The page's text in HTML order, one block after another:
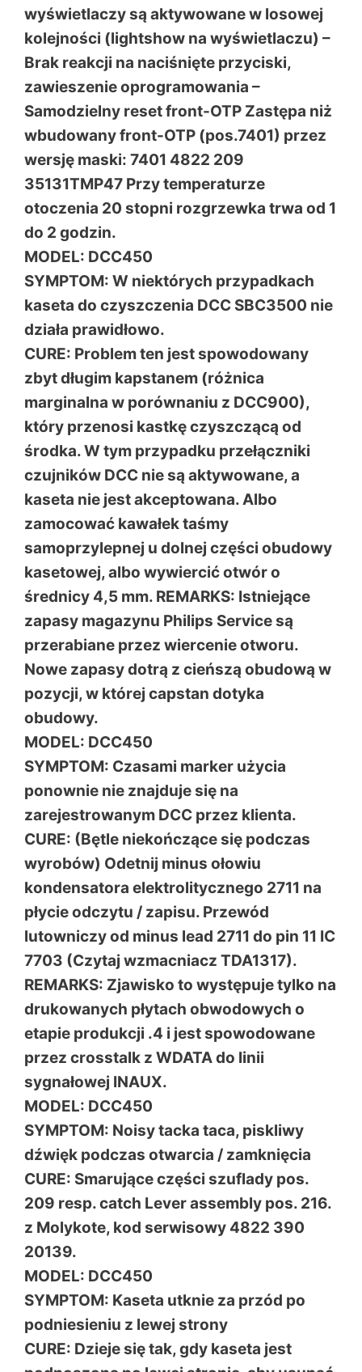
wyświetlaczy są aktywowane w losowej
kolejności (lightshow na wyświetlaczu) –
Brak reakcji na naciśnięte przyciski,
zawieszenie oprogramowania –
Samodzielny reset front-OTP Zastępa niż
wbudowany front-OTP (pos.7401) przez
wersję maski: 7401 4822 209
35131TMP47 Przy temperaturze
otoczenia 20 stopni rozgrzewka trwa od 1
do 2 godzin.
MODEL: DCC450
SYMPTOM: W niektórych przypadkach
kaseta do czyszczenia DCC SBC3500 nie
działa prawidłowo.
CURE: Problem ten jest spowodowany
zbyt długim kapstanem (różnica
marginalna w porównaniu z DCC900),
który przenosi kastkę czyszczącą od
środka. W tym przypadku przełączniki
czujników DCC nie są aktywowane, a
kaseta nie jest akceptowana. Albo
zamocować kawałek taśmy
samoprzylepnej u dolnej części obudowy
kasetowej, albo wywiercić otwór o
średnicy 4,5 mm. REMARKS: Istniejące
zapasy magazynu Philips Service są
przerabiane przez wiercenie otworu.
Nowe zapasy dotrą z cieńszą obudową w
pozycji, w której capstan dotyka
obudowy.
MODEL: DCC450
SYMPTOM: Czasami marker użycia
ponownie nie znajduje się na
zarejestrowanym DCC przez klienta.
CURE: (Bętle niekończące się podczas
wyrobów) Odetnij minus ołowiu
kondensatora elektrolitycznego 2711 na
płycie odczytu / zapisu. Przewód
lutowniczy od minus lead 2711 do pin 11 IC
7703 (Czytaj wzmacniacz TDA1317).
REMARKS: Zjawisko to występuje tylko na
drukowanych płytach obwodowych o
etapie produkcji .4 i jest spowodowane
przez crosstalk z WDATA do linii
sygnałowej INAUX.
MODEL: DCC450
SYMPTOM: Noisy tacka taca, piskliwy
dźwięk podczas otwarcia / zamknięcia
CURE: Smarujące części szuflady pos.
209 resp. catch Lever assembly pos. 216.
z Molykote, kod serwisowy 4822 390
20139.
MODEL: DCC450
SYMPTOM: Kaseta utknie za przód po
podniesieniu z lewej strony
CURE: Dzieje się tak, gdy kaseta jest